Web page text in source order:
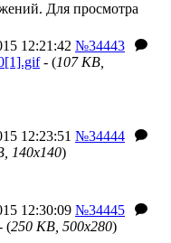
Для просмотра
12:21:42 №34443
- (107 KB,
12:23:51 №34444
140x140)
12:30:09 №34445
(250 KB, 500x280)